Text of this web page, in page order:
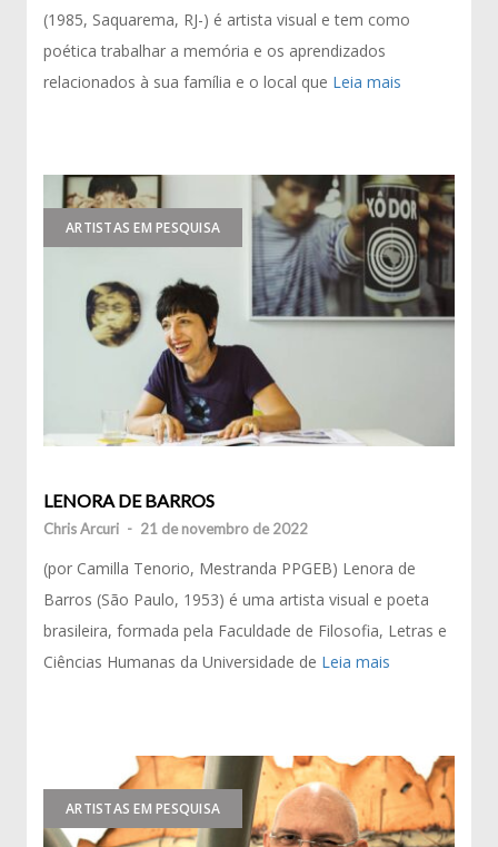
(1985, Saquarema, RJ-) é artista visual e tem como
poética trabalhar a memória e os aprendizados
relacionados à sua família e o local que Leia mais
ARTISTAS EM PESQUISA
LENORA DE BARROS
Chris Arcuri - 21 de novembro de 2022
(por Camilla Tenorio, Mestranda PPGEB) Lenora de
Barros (São Paulo, 1953) é uma artista visual e poeta
brasileira, formada pela Faculdade de Filosofia, Letras e
Ciências Humanas da Universidade de Leia mais
ARTISTAS EM PESQUISA